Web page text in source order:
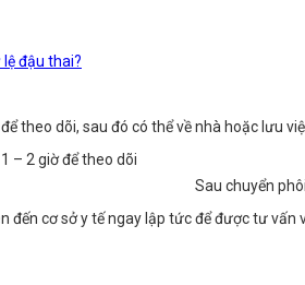
đậu thai?
theo dõi, sau đó có thể về nhà hoặc lưu
Sau chuyển
đến cơ sở y tế ngay lập tức để được tư vấn